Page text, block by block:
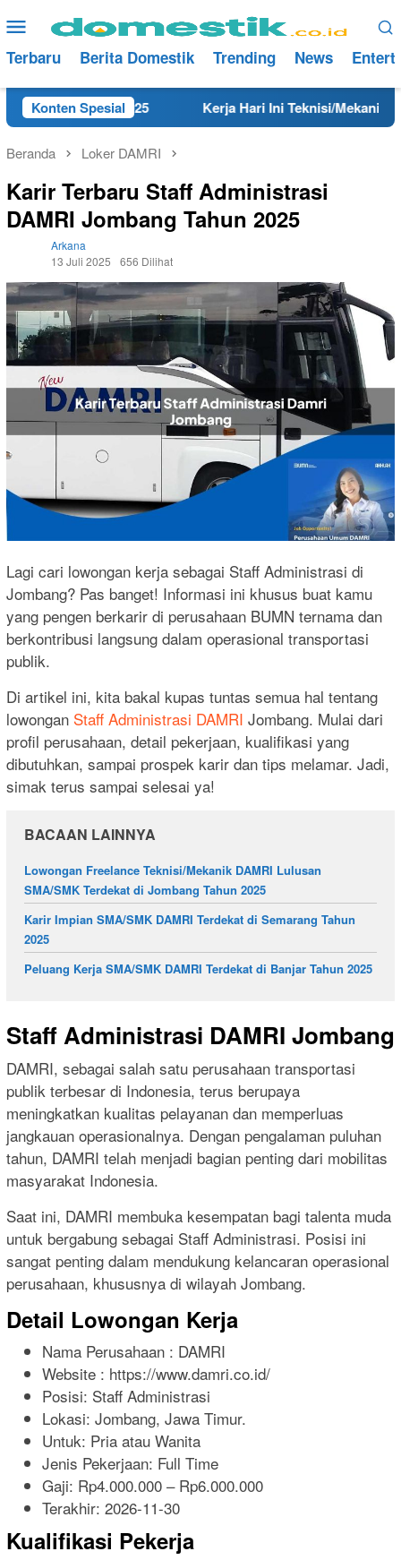
ke
konten
Menu
Mobile
Terbaru Berita Domestik Trending News
Konten Spesial
Tahun 2025 Kerja Hari Ini Teknisi/Mekanik DAMRI
Beranda Loker DAMRI
Karir Terbaru Staff Administrasi
DAMRI Jombang Tahun 2025
Arkana
13 Juli 2025
656 Dilihat
Lagi cari lowongan kerja sebagai Staff Administrasi di
Jombang? Pas banget! Informasi ini khusus buat kamu
yang pengen berkarir di perusahaan BUMN ternama dan
berkontribusi langsung dalam operasional transportasi
publik.
Di artikel ini, kita bakal kupas tuntas semua hal tentang
lowongan Staff Administrasi DAMRI Jombang. Mulai dari
profil perusahaan, detail pekerjaan, kualifikasi yang
dibutuhkan, sampai prospek karir dan tips melamar. Jadi,
simak terus sampai selesai ya!
BACAAN LAINNYA
Lowongan Freelance Teknisi/Mekanik DAMRI Lulusan
SMA/SMK Terdekat di Jombang Tahun 2025
Karir Impian SMA/SMK DAMRI Terdekat di Semarang Tahun
2025
Peluang Kerja SMA/SMK DAMRI Terdekat di Banjar Tahun 2025
Staff Administrasi DAMRI Jombang
DAMRI, sebagai salah satu perusahaan transportasi
publik terbesar di Indonesia, terus berupaya
meningkatkan kualitas pelayanan dan memperluas
jangkauan operasionalnya. Dengan pengalaman puluhan
tahun, DAMRI telah menjadi bagian penting dari mobilitas
masyarakat Indonesia.
Saat ini, DAMRI membuka kesempatan bagi talenta muda
untuk bergabung sebagai Staff Administrasi. Posisi ini
sangat penting dalam mendukung kelancaran operasional
perusahaan, khususnya di wilayah Jombang.
Detail Lowongan Kerja
Nama Perusahaan : DAMRI
Website : https://www.damri.co.id/
Posisi: Staff Administrasi
Lokasi: Jombang, Jawa Timur.
Untuk: Pria atau Wanita
Jenis Pekerjaan: Full Time
Gaji: Rp4.000.000 – Rp6.000.000
Terakhir: 2026-11-30
Kualifikasi Pekerja